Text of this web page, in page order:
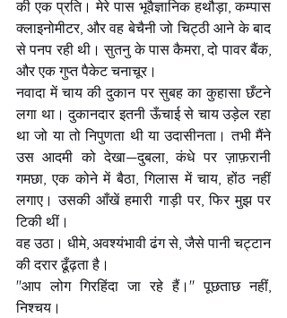
की एक प्रति। मेरे पास भूवैज्ञानिक हथौड़ा, कम्पास
क्लाइनोमीटर, और वह बेचैनी जो चिट्ठी आने के बाद
से पनप रही थी। सुतनु के पास कैमरा, दो पावर बैंक,
और एक गुप्त पैकेट चनाचूर।
नवादा में चाय की दुकान पर सुबह का कुहासा छँटने
लगा था। दुकानदार इतनी ऊँचाई से चाय उड़ेल रहा
था जो या तो निपुणता थी या उदासीनता। तभी मैंने
उस आदमी को देखा—दुबला, कंधे पर ज़ाफ़रानी
गमछा, एक कोने में बैठा, गिलास में चाय, होंठ नहीं
लगाए। उसकी आँखें हमारी गाड़ी पर, फिर मुझ पर
टिकी थीं।
वह उठा। धीमे, अवश्यंभावी ढंग से, जैसे पानी चट्टान
की दरार ढूँढ़ता है।
"आप लोग गिरहिंदा जा रहे हैं।" पूछताछ नहीं,
निश्चय।